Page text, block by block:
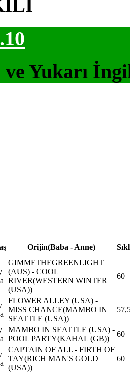
ve Yukarı
Orijin(Baba - Anne)
GIMMETHEGREENLIGHT
(AUS) - COOL
RIVER(WESTERN WINTER
(USA))
60
FLOWER ALLEY (USA) -
MISS CHANCE(MAMBO IN
SEATTLE (USA))
57,5
MAMBO IN SEATTLE (USA) -
POOL PARTY(KAHAL (GB))
60
CAPTAIN OF ALL - FIRTH OF
TAY(RICH MAN'S GOLD
(USA))
60